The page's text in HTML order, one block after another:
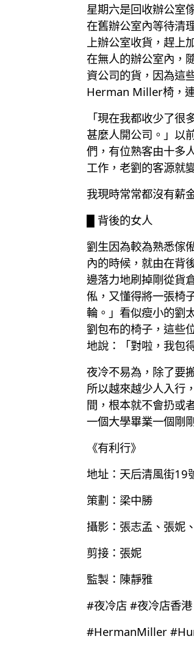
星期六是回收辦公室
在舊辦公室內等待清
上辦公室收貨，趕上
在無人的辦公室內，
資公司的貨，因為這
Herman Miller椅，
「現在我都收少了
甚麼人開公司。」以
們，有位熟客由十多
工作，老劉的客源就
我現時常常都沒有薪
█ 背後的女人
劉生因為較為熟悉傢
內的時候，就由在背
邊落力地刷掉剛從貨
俬，又懂得將一張椅
輪。」看似瘦小的劉
劉包布的椅子，這些
地說：「對啦，我包
夜冷不易為，除了要
所以越來越少人入行
間，根本就不會扔或
一個大學畢業一個剛
《有利行》
地址：天后清風街19
策劃：梁中勝
攝影：張志孟、張妮
剪接：張妮
監製：陳靜雅
#夜冷店 #夜冷店香
#HermanMiller